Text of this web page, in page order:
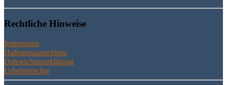
Recht­li­che Hinweise
Impressum
Haftungsausschluss
Datenschutzerklärung
Urheberrechte